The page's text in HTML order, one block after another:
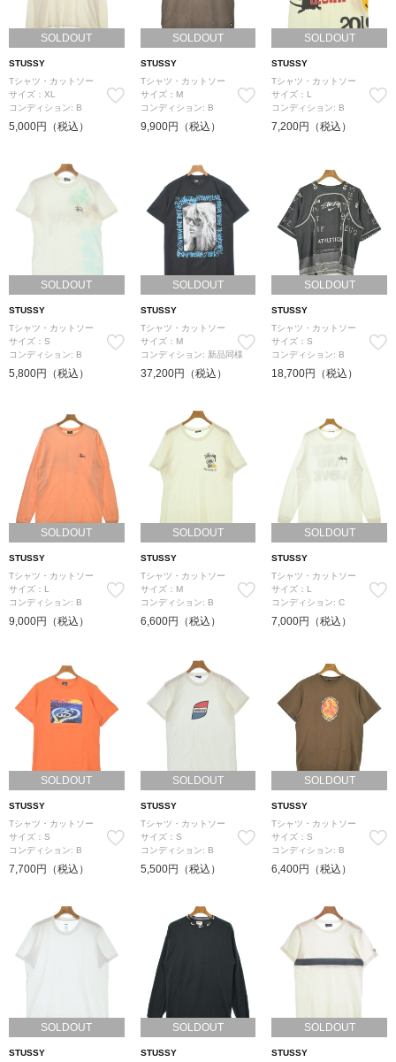
SOLDOUT
STUSSY
Tシャツ・カットソー
サイズ：XL
コンディション: B
5,000円（税込）
SOLDOUT
STUSSY
Tシャツ・カットソー
サイズ：M
コンディション: B
9,900円（税込）
SOLDOUT
STUSSY
Tシャツ・カットソー
サイズ：L
コンディション: B
7,200円（税込）
SOLDOUT
STUSSY
Tシャツ・カットソー
サイズ：S
コンディション: B
5,800円（税込）
SOLDOUT
STUSSY
Tシャツ・カットソー
サイズ：M
コンディション: 新品同様
37,200円（税込）
SOLDOUT
STUSSY
Tシャツ・カットソー
サイズ：S
コンディション: B
18,700円（税込）
SOLDOUT
STUSSY
Tシャツ・カットソー
サイズ：L
コンディション: B
9,000円（税込）
SOLDOUT
STUSSY
Tシャツ・カットソー
サイズ：M
コンディション: B
6,600円（税込）
SOLDOUT
STUSSY
Tシャツ・カットソー
サイズ：L
コンディション: C
7,000円（税込）
SOLDOUT
STUSSY
Tシャツ・カットソー
サイズ：S
コンディション: B
7,700円（税込）
SOLDOUT
STUSSY
Tシャツ・カットソー
サイズ：S
コンディション: B
5,500円（税込）
SOLDOUT
STUSSY
Tシャツ・カットソー
サイズ：S
コンディション: B
6,400円（税込）
SOLDOUT
STUSSY
SOLDOUT
STUSSY
SOLDOUT
STUSSY